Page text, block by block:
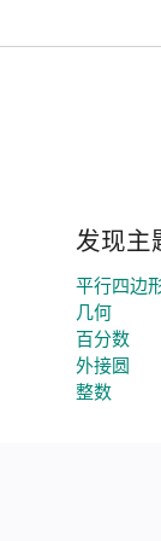
发现主
平行四边
几何
百分数
外接圆
整数